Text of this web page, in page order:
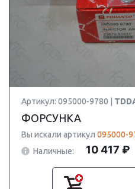
Артикул: 095000-9780 |
ФОРСУНКА
Вы искали артикул 095000-
Наличные:
10 417 ₽